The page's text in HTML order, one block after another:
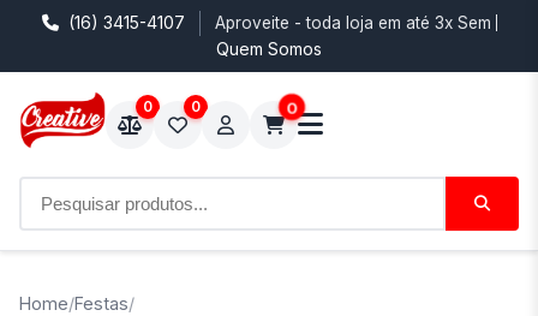
(16) 3415-4107 Aproveite - toda loja em até 3x Sem
Quem Somos
0 0 0
Home/Festas/